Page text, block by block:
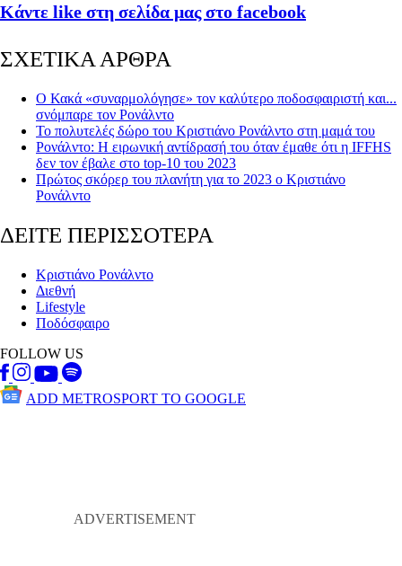
Κάντε like στη σελίδα μας στο facebook
ΣΧΕΤΙΚΑ ΑΡΘΡΑ
O Κακά «συναρμολόγησε» τον καλύτερο ποδοσφαιριστή και...
σνόμπαρε τον Ρονάλντο
Το πολυτελές δώρο του Κριστιάνο Ρονάλντο στη μαμά του
Ρονάλντο: Η ειρωνική αντίδρασή του όταν έμαθε ότι η IFFHS
δεν τον έβαλε στο top-10 του 2023
Πρώτος σκόρερ του πλανήτη για το 2023 ο Κριστιάνο
Ρονάλντο
ΔΕΙΤΕ ΠΕΡΙΣΣΟΤΕΡΑ
Κριστιάνο Ρονάλντο
Διεθνή
Lifestyle
Ποδόσφαιρο
FOLLOW US
ADD METROSPORT TO GOOGLE